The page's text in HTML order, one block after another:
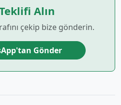
Alın
çekip bize gönderin.
Gönder